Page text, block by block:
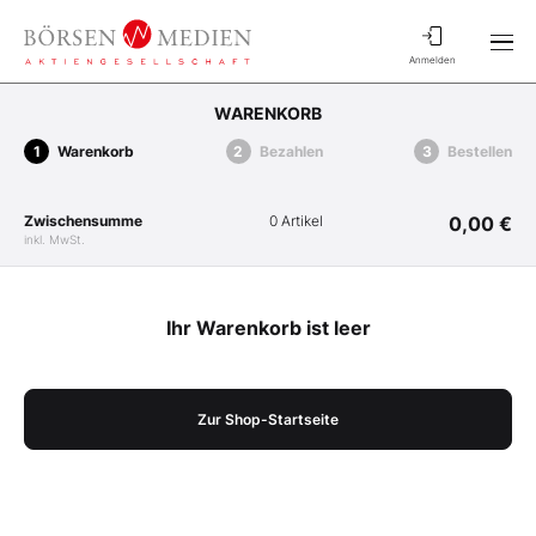
Anmelden
WARENKORB
Warenkorb Bezahlen Bestellen
Zwischensumme
inkl. MwSt.
0 Artikel 0,00 €
Ihr Warenkorb ist leer
Zur Shop-Startseite